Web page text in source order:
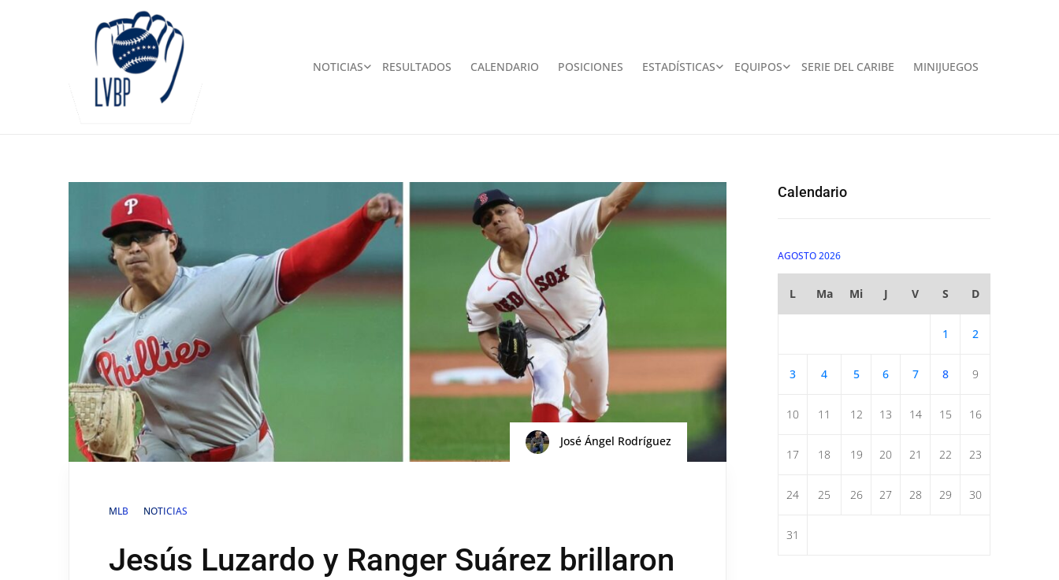
NOTICIAS RESULTADOS CALENDARIO POSICIONES ESTADÍSTICAS EQUIPOS SERIE DEL CARIBE MINIJUEGOS
José Ángel Rodríguez
MLB NOTICIAS
Jesús Luzardo y Ranger Suárez brillaron
Calendario
AGOSTO 2026
L Ma Mi J V S D
1 2
3 4 5 6 7 8 9
10 11 12 13 14 15 16
17 18 19 20 21 22 23
24 25 26 27 28 29 30
31